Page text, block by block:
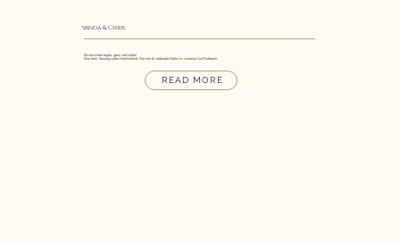
Ein bisschen regen, ganz viel Liebe!
Eine freie Trauung voller Herzlichkeit, Familie & vertrauter Nähe im schönen Gut Rehbach.
READ MORE
vanda & Chris